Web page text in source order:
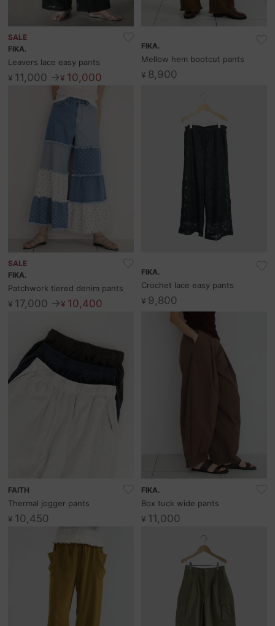
SALE
FIKA.
Leavers lace easy pants
¥11,000 →¥10,000
FIKA.
Mellow hem bootcut pants
¥8,900
SALE
FIKA.
Patchwork tiered denim pants
¥17,000 →¥10,400
FIKA.
Crochet lace easy pants
¥9,800
FAITH
Thermal jogger pants
¥10,450
FIKA.
Box tuck wide pants
¥11,000